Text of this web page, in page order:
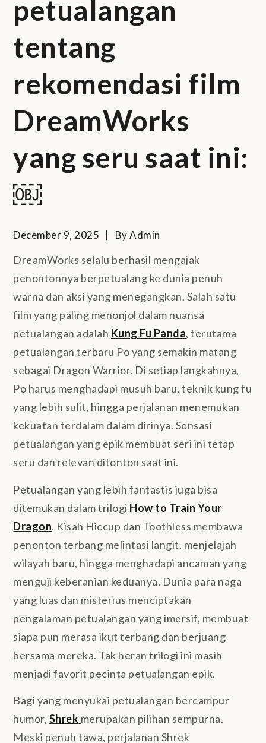
petualangan
tentang
rekomendasi film
DreamWorks
yang seru saat ini:
￼
December 9, 2025 ByAdmin
DreamWorks selalu berhasil mengajak
penontonnya berpetualang ke dunia penuh
warna dan aksi yang menegangkan. Salah satu
film yang paling menonjol dalam nuansa
petualangan adalah Kung Fu Panda, terutama
petualangan terbaru Po yang semakin matang
sebagai Dragon Warrior. Di setiap langkahnya,
Po harus menghadapi musuh baru, teknik kung fu
yang lebih sulit, hingga perjalanan menemukan
kekuatan terdalam dalam dirinya. Sensasi
petualangan yang epik membuat seri ini tetap
seru dan relevan ditonton saat ini.
Petualangan yang lebih fantastis juga bisa
ditemukan dalam trilogi How to Train Your
Dragon. Kisah Hiccup dan Toothless membawa
penonton terbang melintasi langit, menjelajah
wilayah baru, hingga menghadapi ancaman yang
menguji keberanian keduanya. Dunia para naga
yang luas dan misterius menciptakan
pengalaman petualangan yang imersif, membuat
siapa pun merasa ikut terbang dan berjuang
bersama mereka. Tak heran trilogi ini masih
menjadi favorit pecinta petualangan epik.
Bagi yang menyukai petualangan bercampur
humor, Shrek merupakan pilihan sempurna.
Meski penuh tawa, perjalanan Shrek